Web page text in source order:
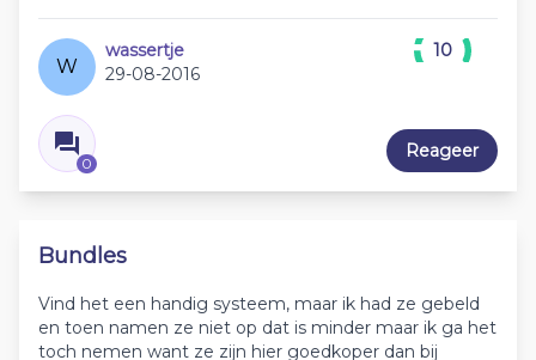
W
wassertje
29-08-2016
0
10
Reageer
Bundles
Vind het een handig systeem, maar ik had ze gebeld
en toen namen ze niet op dat is minder maar ik ga het
toch nemen want ze zijn hier goedkoper dan bij